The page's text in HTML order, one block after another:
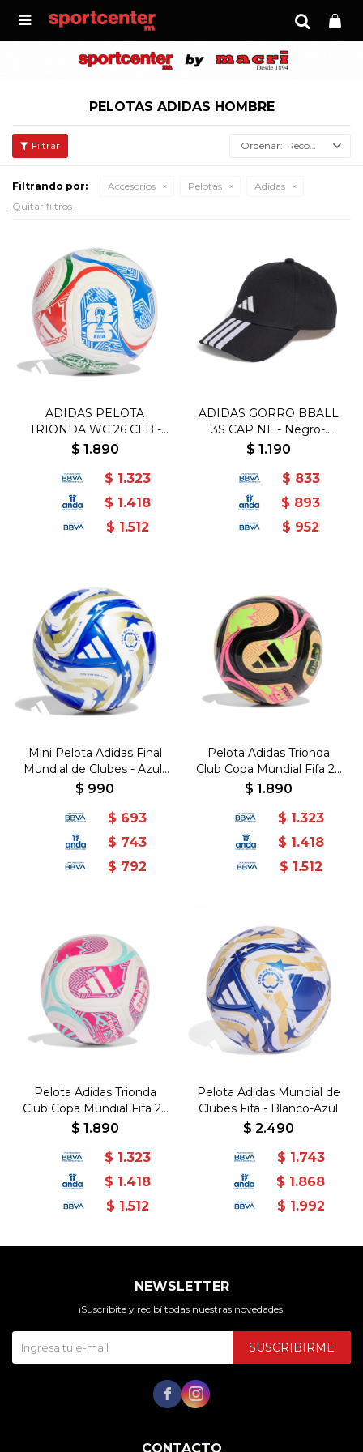

PELOTAS ADIDAS HOMBRE
Recomendados
Filtrando por: Accesorios Pelotas
Adidas
Quitar filtros
ADIDAS PELOTA
TRIONDA WC 26 CLB -
Blanco-Rojo
$ 1.890
$ 1.323
$ 1.418
$ 1.512
ADIDAS GORRO BBALL
3S CAP NL - Negro-
Blanco
$ 1.190
$ 833
$ 893
$ 952
Mini Pelota Adidas Final
Mundial de Clubes - Azul-
Dorado
$ 990
$ 693
$ 743
$ 792
Pelota Adidas Trionda
Club Copa Mundial Fifa 26
- Negro-Multicolor
$ 1.890
$ 1.323
$ 1.418
$ 1.512
Pelota Adidas Trionda
Club Copa Mundial Fifa 26
- Blanco-Rosado
$ 1.890
$ 1.323
$ 1.418
$ 1.512
Pelota Adidas Mundial de
Clubes Fifa - Blanco-Azul
$ 2.490
$ 1.743
$ 1.868
$ 1.992
CONTACTO
NEWSLETTER
¡Suscribite y recibí todas nuestras novedades!
SUSCRIBIRME
 